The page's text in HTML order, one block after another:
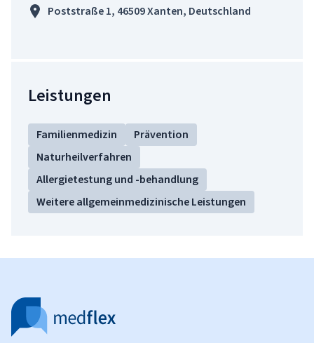
Poststraße 1, 46509 Xanten, Deutschland
Leistungen
Familienmedizin
Prävention
Naturheilverfahren
Allergietestung und -behandlung
Weitere allgemeinmedizinische Leistungen